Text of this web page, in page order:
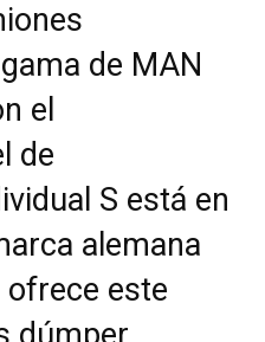
de MAN
el
de
S está en
alemana
ofrece este